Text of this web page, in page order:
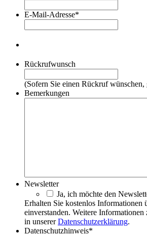
E-Mail-Adresse*
Rückrufwunsch
(Sofern Sie einen Rückruf
Bemerkungen
Newsletter
Ja, ich möchte den
Erhalten Sie kostenlos Informationen
einverstanden. Weitere
in unsererDatenschutzerklärung.
Datenschutzhinweis*